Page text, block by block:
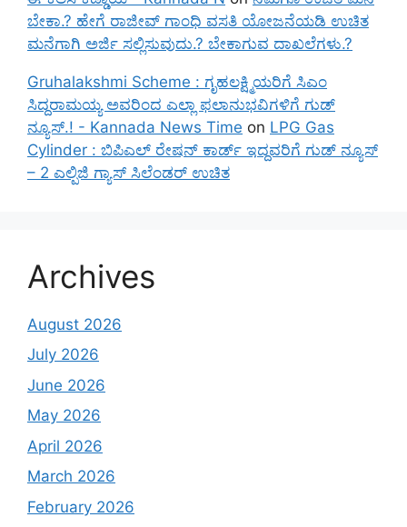
ಬೇಕಾ.? ಹೇಗೆ ರಾಜೀವ್ ಗಾಂಧಿ ವಸತಿ ಯೋಜನೆಯಡಿ ಉಚಿತ
ಮನೆಗಾಗಿ ಅರ್ಜಿ ಸಲ್ಲಿಸುವುದು.? ಬೇಕಾಗುವ ದಾಖಲೆಗಳು.?
Gruhalakshmi Scheme : ಗೃಹಲಕ್ಷ್ಮಿಯರಿಗೆ ಸಿಎಂ
ಸಿದ್ದರಾಮಯ್ಯ ಅವರಿಂದ ಎಲ್ಲಾ ಫಲಾನುಭವಿಗಳಿಗೆ ಗುಡ್
ನ್ಯೂಸ್.! - Kannada News Time on LPG Gas
Cylinder : ಬಿಪಿಎಲ್ ರೇಷನ್ ಕಾರ್ಡ್ ಇದ್ದವರಿಗೆ ಗುಡ್ ನ್ಯೂಸ್
– 2 ಎಲ್ಪಿಜಿ ಗ್ಯಾಸ್ ಸಿಲೆಂಡರ್ ಉಚಿತ
Archives
August 2026
July 2026
June 2026
May 2026
April 2026
March 2026
February 2026